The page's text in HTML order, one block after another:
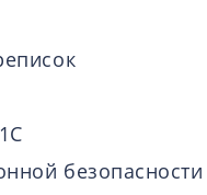
безопасности